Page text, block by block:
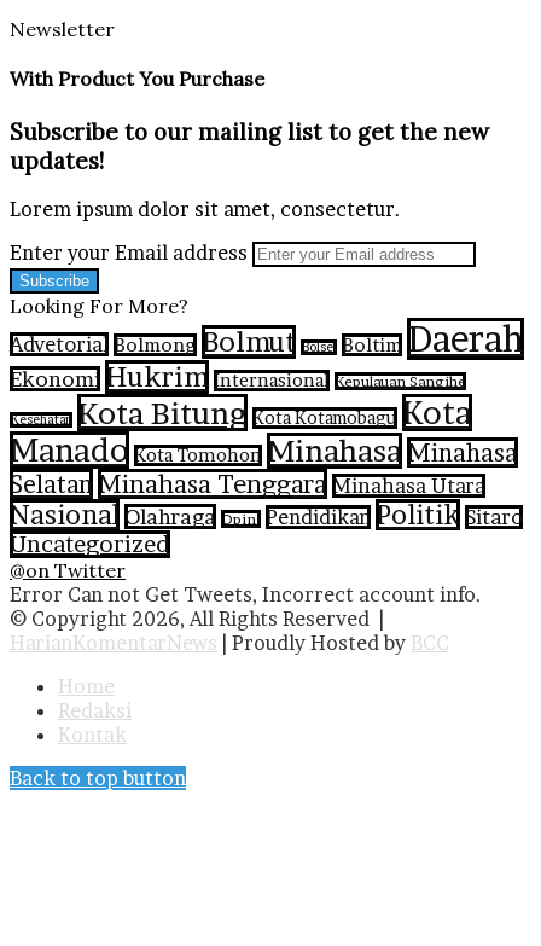
Newsletter
With Product You Purchase
Subscribe to our mailing list to get the new
updates!
Lorem ipsum dolor sit amet, consectetur.
Enter your Email address
Looking For More?
Advetorial Bolmong Bolmut Bolsel Boltim Daerah
Ekonomi Hukrim Internasional Kepulauan Sangihe
Kesehatan Kota Bitung Kota Kotamobagu Kota
Manado Kota Tomohon Minahasa Minahasa
Selatan Minahasa Tenggara Minahasa Utara
Nasional Olahraga Opini Pendidikan Politik Sitaro
Uncategorized
@on Twitter
Error Can not Get Tweets, Incorrect account info.
© Copyright 2026, All Rights Reserved |
HarianKomentarNews | Proudly Hosted by BCC
Home
Redaksi
Kontak
Back to top button